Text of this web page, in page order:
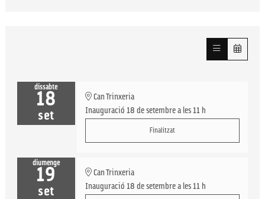
dissabte
18
set
Can Trinxeria
Inauguració 18 de setembre a les 11 h
Finalitzat
diumenge
19
set
Can Trinxeria
Inauguració 18 de setembre a les 11 h